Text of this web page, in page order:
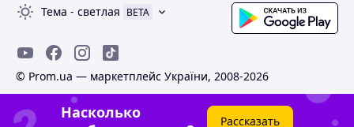
Тема - светлая BETA
© Prom.ua — маркетплейс України, 2008-2026
Насколько
Рассказать